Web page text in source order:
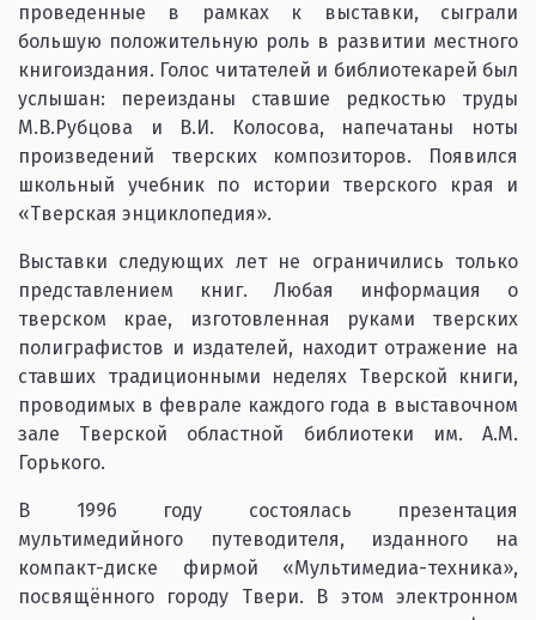
проведенные в рамках к выставки, сыграли
большую положительную роль в развитии местного
книгоиздания. Голос читателей и библиотекарей был
услышан: переизданы ставшие редкостью труды
М.В.Рубцова и В.И. Колосова, напечатаны ноты
произведений тверских композиторов. Появился
школьный учебник по истории тверского края и
«Тверская энциклопедия».
Выставки следующих лет не ограничились только
представлением книг. Любая информация о
тверском крае, изготовленная руками тверских
полиграфистов и издателей, находит отражение на
ставших традиционными неделях Тверской книги,
проводимых в феврале каждого года в выставочном
зале Тверской областной библиотеки им. А.М.
Горького.
В 1996 году состоялась презентация
мультимедийного путеводителя, изданного на
компакт-диске фирмой «Мультимедиа-техника»,
посвящённого городу Твери. В этом электронном